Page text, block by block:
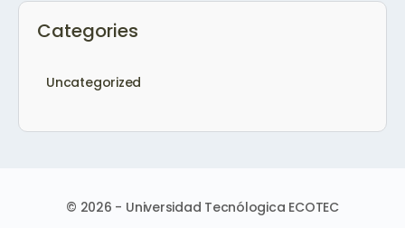
Categories
Uncategorized
© 2026 - Universidad Tecnólogica ECOTEC